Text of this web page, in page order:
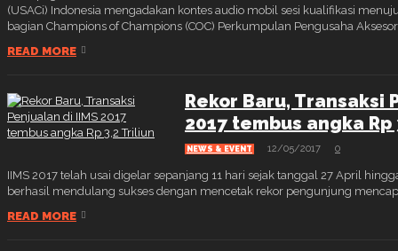
(USACi) Indonesia mengadakan kontes audio mobil sesi kualifikasi
bagian Champions of Champions (COC) Perkumpulan Pengusaha
READ MORE
Rekor Baru, Transaksi
2017 tembus angka
NEWS & EVENT 12/05/2017 0
IIMS 2017 telah usai digelar sepanjang 11 hari sejak tanggal 27 April
berhasil mendulang sukses dengan mencetak rekor pengunjung
READ MORE